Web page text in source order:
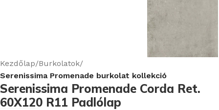
Kezdőlap Burkolatok
Serenissima Promenade burkolat kollekció
Serenissima Promenade Corda Ret.
60X120 R11 Padlólap